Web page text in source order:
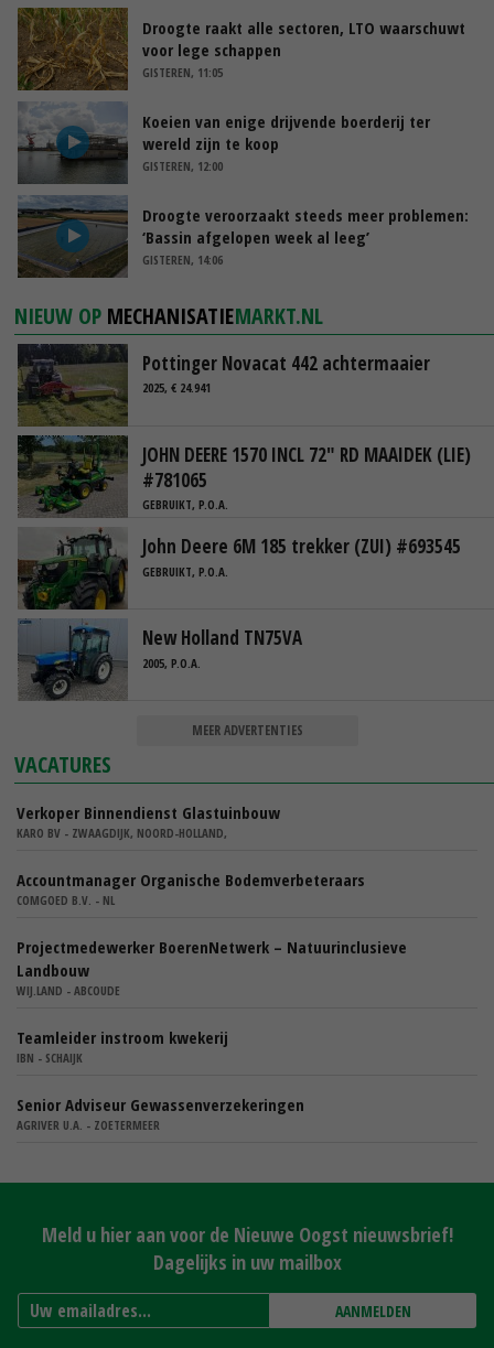
Droogte raakt alle sectoren, LTO waarschuwt
voor lege schappen
GISTEREN, 11:05
Koeien van enige drijvende boerderij ter
wereld zijn te koop
GISTEREN, 12:00
Droogte veroorzaakt steeds meer problemen:
‘Bassin afgelopen week al leeg’
GISTEREN, 14:06
NIEUW OP MECHANISATIEMARKT.NL
Pottinger Novacat 442 achtermaaier
2025, € 24.941
JOHN DEERE 1570 INCL 72" RD MAAIDEK (LIE)
#781065
GEBRUIKT, P.O.A.
John Deere 6M 185 trekker (ZUI) #693545
GEBRUIKT, P.O.A.
New Holland TN75VA
2005, P.O.A.
MEER ADVERTENTIES
VACATURES
Verkoper Binnendienst Glastuinbouw
KARO BV - ZWAAGDIJK, NOORD-HOLLAND,
Accountmanager Organische Bodemverbeteraars
COMGOED B.V. - NL
Projectmedewerker BoerenNetwerk – Natuurinclusieve
Landbouw
WIJ.LAND - ABCOUDE
Teamleider instroom kwekerij
IBN - SCHAIJK
Senior Adviseur Gewassenverzekeringen
AGRIVER U.A. - ZOETERMEER
Meld u hier aan voor de Nieuwe Oogst nieuwsbrief!
Dagelijks in uw mailbox
AANMELDEN